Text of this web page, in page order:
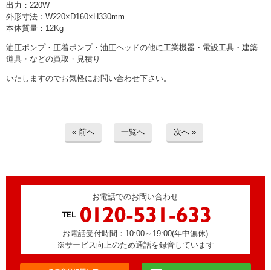
出力：220W
外形寸法：W220×D160×H330mm
本体質量：12Kg
油圧ポンプ・圧着ポンプ・油圧ヘッドの他に工業機器・電設工具・建築
道具・などの買取・見積り
いたしますのでお気軽にお問い合わせ下さい。
« 前へ 一覧へ 次へ »
お電話でのお問い合わせ
お電話受付時間：10:00～19:00(年中無休)
※サービス向上のため通話を録音しています